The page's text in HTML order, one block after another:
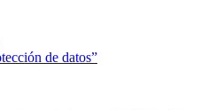
de datos”